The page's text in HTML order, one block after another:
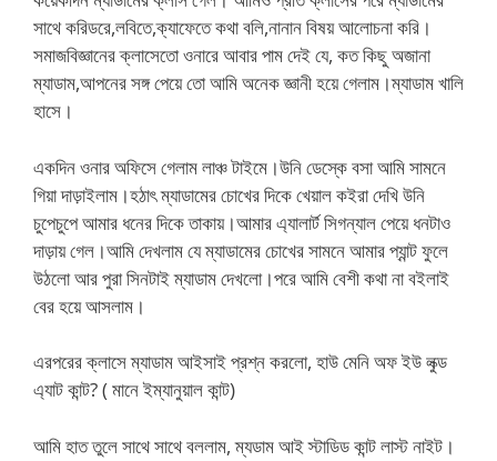
সাথে করিডরে,লবিতে,ক্যাফেতে কথা বলি,নানান বিষয় আলোচনা করি।
সমাজবিজ্ঞানের ক্লাসেতো ওনারে আবার পাম দেই যে, কত কিছু অজানা
ম্যাডাম,আপনের সঙ্গ পেয়ে তো আমি অনেক জ্ঞানী হয়ে গেলাম।ম্যাডাম খালি
হাসে।
একদিন ওনার অফিসে গেলাম লাঞ্চ টাইমে।উনি ডেস্কে বসা আমি সামনে
গিয়া দাড়াইলাম।হঠাৎ ম্যাডামের চোখের দিকে খেয়াল কইরা দেখি উনি
চুপেচুপে আমার ধনের দিকে তাকায়।আমার এ্যালার্ট সিগন্যাল পেয়ে ধনটাও
দাড়ায় গেল।আমি দেখলাম যে ম্যাডামের চোখের সামনে আমার প্যান্ট ফুলে
উঠলো আর পুরা সিনটাই ম্যাডাম দেখলো।পরে আমি বেশী কথা না বইলাই
বের হয়ে আসলাম।
এরপরের ক্লাসে ম্যাডাম আইসাই প্রশ্ন করলো, হাউ মেনি অফ ইউ লুক্ড
এ্যাট কান্ট? ( মানে ইম্যানুয়াল কান্ট)
আমি হাত তুলে সাথে সাথে বললাম, ম্যডাম আই স্টাডিড কান্ট লাস্ট নাইট।